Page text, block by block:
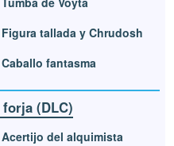
Figura tallada y Chrudosh
Caballo fantasma
(DLC)
Acertijo del alquimista